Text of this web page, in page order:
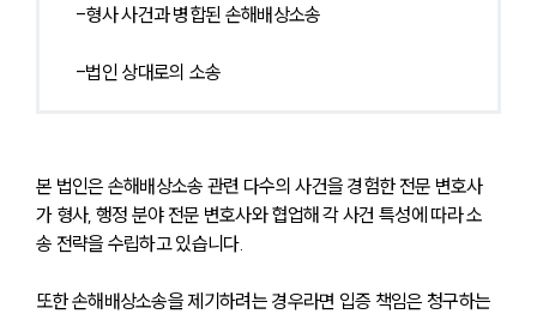
-형사 사건과 병합된 손해배상소송
-법인 상대로의 소송
본 법인은 손해배상소송 관련 다수의 사건을 경험한 전문 변호사
가 형사, 행정 분야 전문 변호사와 협업해 각 사건 특성에 따라 소
송 전략을 수립하고 있습니다.
또한 손해배상소송을 제기하려는 경우라면 입증 책임은 청구하는